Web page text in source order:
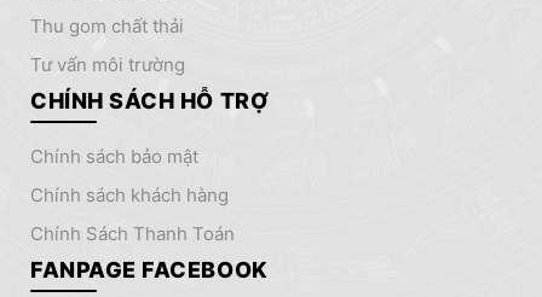
thu gom chất thải
tư vấn môi trường
CHÍNH SÁCH HỖ TRỢ
chính sách bảo mật
chính sách khách hàng
Chính Sách Thanh Toán
FANPAGE FACEBOOK